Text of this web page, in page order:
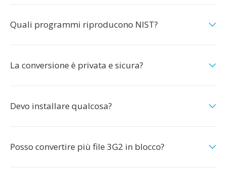
Quali programmi riproducono NIST?
La conversione è privata e sicura?
Devo installare qualcosa?
Posso convertire più file 3G2 in blocco?